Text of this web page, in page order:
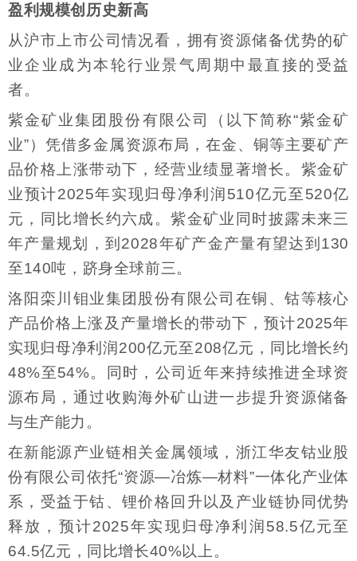
盈利规模创历史新高
从沪市上市公司情况看，拥有资源储备优势的矿
业企业成为本轮行业景气周期中最直接的受益
者。
紫金矿业集团股份有限公司（以下简称“紫金矿
业”）凭借多金属资源布局，在金、铜等主要矿产
品价格上涨带动下，经营业绩显著增长。紫金矿
业预计2025年实现归母净利润510亿元至520亿
元，同比增长约六成。紫金矿业同时披露未来三
年产量规划，到2028年矿产金产量有望达到130
至140吨，跻身全球前三。
洛阳栾川钼业集团股份有限公司在铜、钴等核心
产品价格上涨及产量增长的带动下，预计2025年
实现归母净利润200亿元至208亿元，同比增长约
48%至54%。同时，公司近年来持续推进全球资
源布局，通过收购海外矿山进一步提升资源储备
与生产能力。
在新能源产业链相关金属领域，浙江华友钴业股
份有限公司依托“资源—冶炼—材料”一体化产业体
系，受益于钴、锂价格回升以及产业链协同优势
释放，预计2025年实现归母净利润58.5亿元至
64.5亿元，同比增长40%以上。